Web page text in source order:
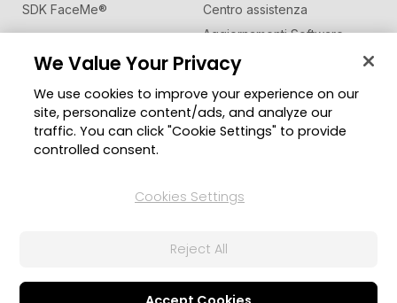
SDK FaceMe®
Centro assistenza
Aggiornamenti Software
Centro Apprendimento
Comunità
Zona Utenti
Blog
Cambia regione
© 2026 CyberLink Corp. Tutti i diritti riservati.
We Value Your Privacy
We use cookies to improve your experience on our
site, personalize content/ads, and analyze our
traffic. You can click "Cookie Settings" to provide
controlled consent.
Cookies Settings
Reject All